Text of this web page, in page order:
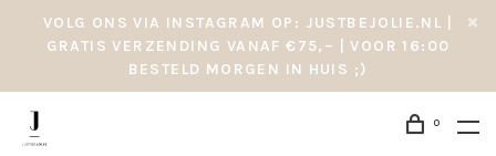
VOLG ONS VIA INSTAGRAM OP: JUSTBEJOLIE.NL |
GRATIS VERZENDING VANAF €75,– | VOOR 16:00
BESTELD MORGEN IN HUIS ;)
0